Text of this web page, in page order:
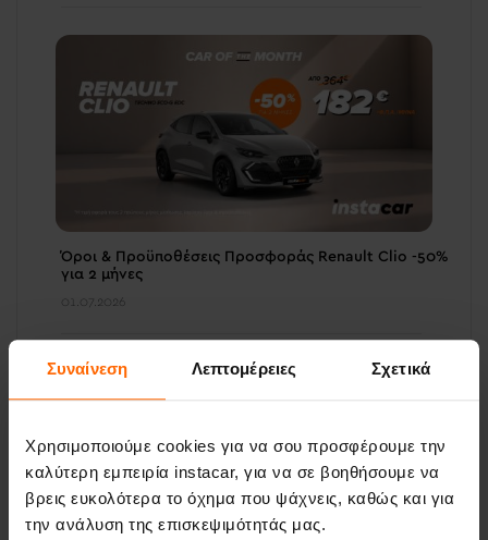
Συναίνεση Λεπτομέρειες Σχετικά
Χρησιμοποιούμε cookies για να σου προσφέρουμε την
καλύτερη εμπειρία instacar, για να σε βοηθήσουμε να
βρεις ευκολότερα το όχημα που ψάχνεις, καθώς και για
την ανάλυση της επισκεψιμότητάς μας.
Όροι & Προϋποθέσεις Προσφοράς Renault Clio -50%
για 2 μήνες
01.07.2026